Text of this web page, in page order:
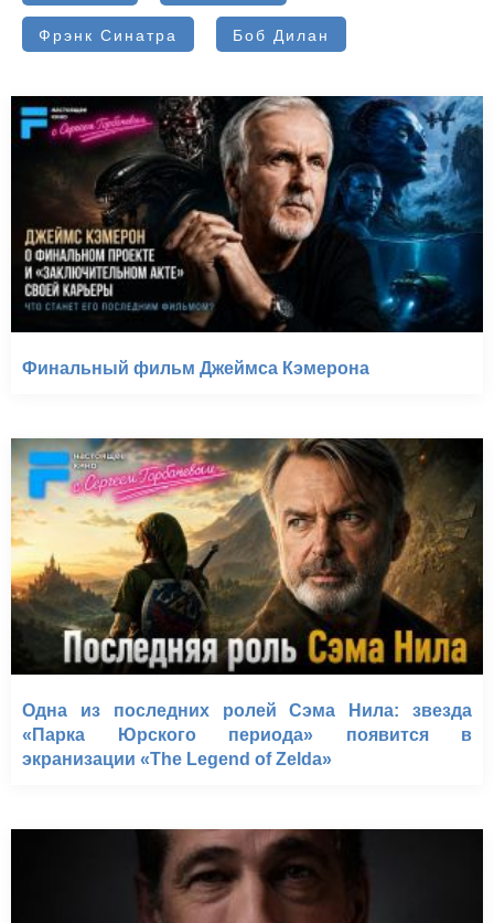
Фрэнк Синатра Боб Дилан
Финальный фильм Джеймса Кэмерона
Одна из последних ролей Сэма Нила: звезда
«Парка Юрского периода» появится в
экранизации «The Legend of Zelda»